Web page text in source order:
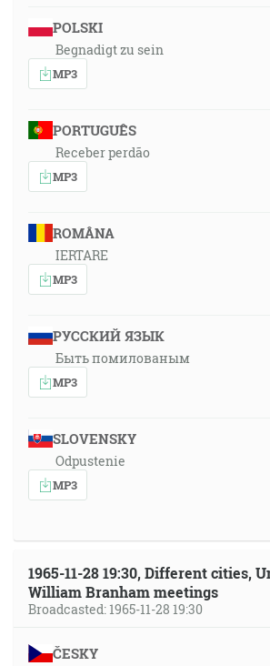
POLSKI
Begnadigt zu sein
MP3
PORTUGUÊS
Receber perdão
MP3
ROMÂNA
IERTARE
MP3
РУССКИЙ ЯЗЫК
Быть помилованым
MP3
SLOVENSKY
Odpustenie
MP3
1965-11-28 19:30, Different cities,
William Branham meetings
Broadcasted: 1965-11-28 19:30
ČESKY